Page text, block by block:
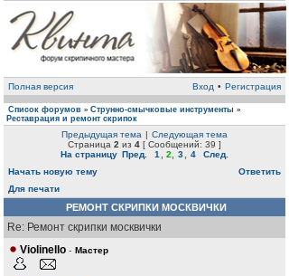
Полная версия Вход • Регистрация
Список форумов » Струнно-смычковые инструменты »
Реставрация и ремонт скрипок
Предыдущая тема | Следующая тема
Страница 2 из 4 [ Сообщений: 39 ]
На страницу Пред. 1 2 3 4
След.
Начать новую тему
Ответить
Для печати
РЕМОНТ СКРИПКИ МОСКВИЧКИ
Re: Ремонт скрипки москвички
Violinello - Мастер